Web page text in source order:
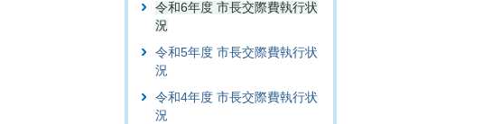
令和6年度 市長交際費執行状
況
令和5年度 市長交際費執行状
況
令和4年度 市長交際費執行状
況